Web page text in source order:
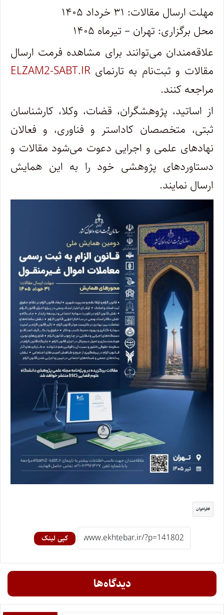
مهلت ارسال مقالات: ۳۱ خرداد ۱۴۰۵
محل برگزاری: تهران – تیرماه ۱۴۰۵
علاقه‌مندان می‌توانند برای مشاهده فرمت ارسال
مقالات و ثبت‌نام به تارنمای ELZAM2-SABT.IR
مراجعه کنند.
از اساتید، پژوهشگران، قضات، وکلا، کارشناسان
ثبتی، متخصصان کاداستر و فناوری، و فعالان
نهادهای علمی و اجرایی دعوت می‌شود مقالات و
دستاوردهای پژوهشی خود را به این همایش
ارسال نمایند.
فراخوان
کپی لینک
دیدگاه‌ها